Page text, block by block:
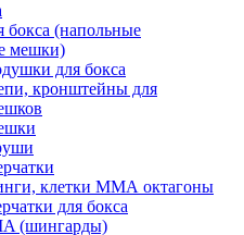
(напольные
мешки)
для бокса
кронштейны для
клетки ММА октагоны
для бокса
(шингарды)